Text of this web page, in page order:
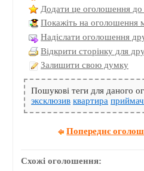
Додати це оголошення до
Покажіть на оголошення
Надіслати оголошення
Відкрити сторінку для
Залишити свою думку
Пошукові теги для даного
эксклюзив квартира
Попереднє
Схожі оголошення: